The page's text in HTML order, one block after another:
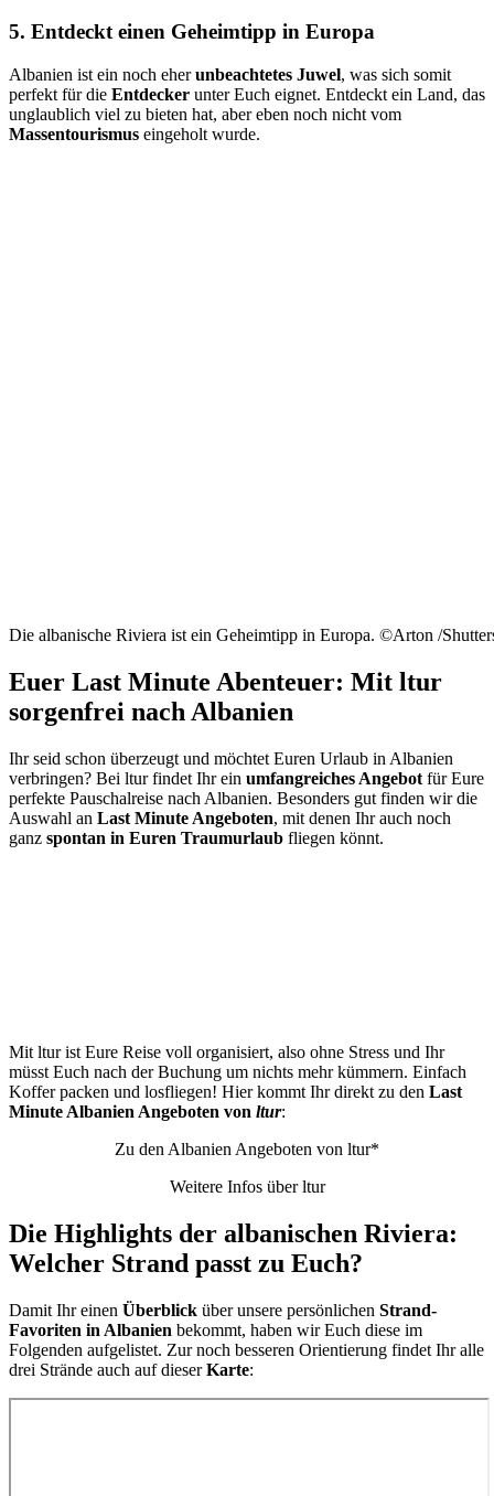
5. Entdeckt einen Geheimtipp in Europa
Albanien ist ein noch eherunbeachtetes Juwel, was sich somit
perfekt für die Entdecker unter Euch eignet. Entdeckt ein Land, das
unglaublich viel zu bieten hat, aber eben noch nicht vom
Massentourismus eingeholt wurde.
Die albanische Riviera ist ein Geheimtipp in Europa. ©Arton /
Euer Last Minute Abenteuer: Mit ltur
sorgenfrei nach Albanien
Ihr seid schon überzeugt und möchtet Euren Urlaub in Albanien
verbringen? Bei ltur findet Ihr ein umfangreiches Angebot für Eure
perfekte Pauschalreise nach Albanien. Besonders gut finden wir die
Auswahl an Last Minute Angeboten, mit denen Ihr auch noch
ganz spontan in Euren Traumurlaub fliegen könnt.
Mit ltur ist Eure Reise voll organisiert, also ohne Stress und Ihr
müsst Euch nach der Buchung um nichts mehr kümmern. Einfach
Koffer packen und losfliegen! Hier kommt Ihr direkt zu den Last
Minute Albanien Angeboten von ltur:
Zu den Albanien Angeboten von ltur*
Weitere Infos über ltur
Die Highlights der albanischen Riviera:
Welcher Strand passt zu Euch?
Damit Ihr einen Überblick über unsere persönlichen Strand-
Favoriten in Albanien bekommt, haben wir Euch diese im
Folgenden aufgelistet. Zur noch besseren Orientierung findet Ihr alle
drei Strände auch auf dieserKarte: